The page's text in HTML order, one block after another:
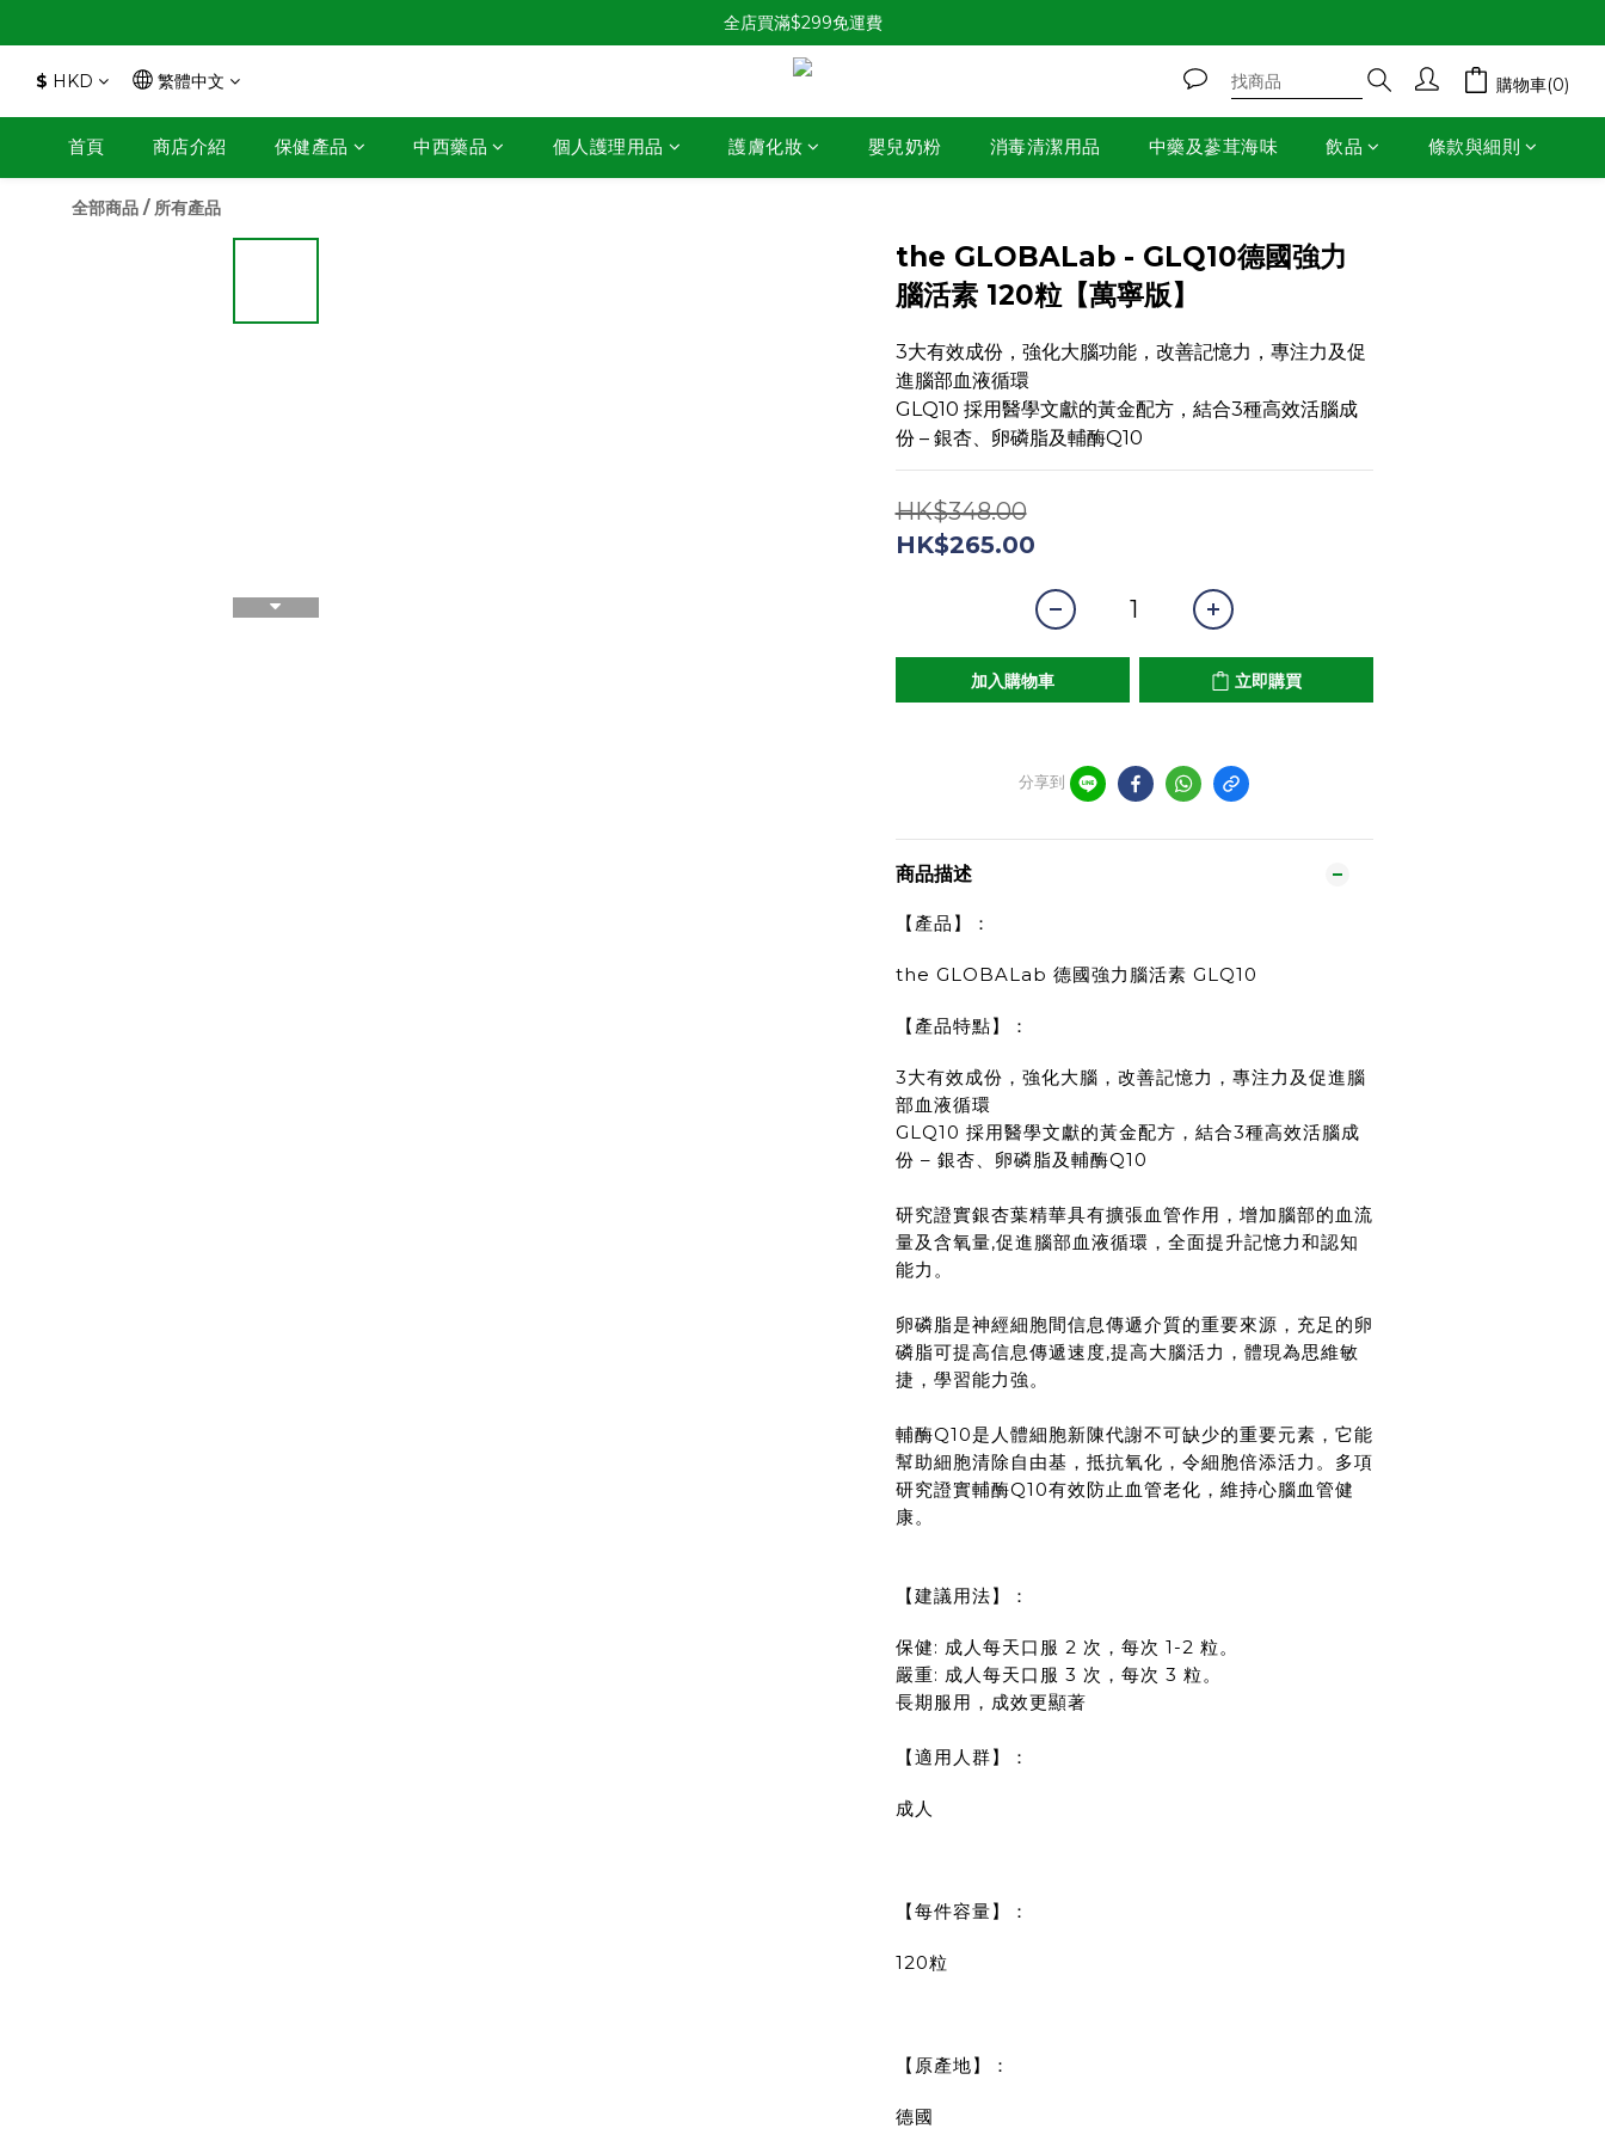
全店買滿$299免運費
$ HKD 繁體中文 購物車(0)
首頁 商店介紹 保健產品 中西藥品 個人護理用品 護膚化妝 嬰兒奶粉 消毒清潔用品 中藥及蔘茸海味 飲品 條款與細則
全部商品 / 所有產品
the GLOBALab - GLQ10德國強力
腦活素 120粒【萬寧版】
3大有效成份，強化大腦功能，改善記憶力，專注力及促
進腦部血液循環
GLQ10 採用醫學文獻的黃金配方，結合3種高效活腦成
份 – 銀杏、卵磷脂及輔酶Q10
HK$348.00
HK$265.00
加入購物車 立即購買
分享到
商品描述
【產品】：
the GLOBALab 德國強力腦活素 GLQ10
【產品特點】：
3大有效成份，強化大腦，改善記憶力，專注力及促進腦
部血液循環
GLQ10 採用醫學文獻的黃金配方，結合3種高效活腦成
份 – 銀杏、卵磷脂及輔酶Q10
研究證實銀杏葉精華具有擴張血管作用，增加腦部的血流
量及含氧量,促進腦部血液循環，全面提升記憶力和認知
能力。
卵磷脂是神經細胞間信息傳遞介質的重要來源，充足的卵
磷脂可提高信息傳遞速度,提高大腦活力，體現為思維敏
捷，學習能力強。
輔酶Q10是人體細胞新陳代謝不可缺少的重要元素，它能
幫助細胞清除自由基，抵抗氧化，令細胞倍添活力。多項
研究證實輔酶Q10有效防止血管老化，維持心腦血管健
康。
【建議用法】：
保健: 成人每天口服 2 次，每次 1-2 粒。
嚴重: 成人每天口服 3 次，每次 3 粒。
長期服用，成效更顯著
【適用人群】：
成人
【每件容量】：
120粒
【原產地】：
德國